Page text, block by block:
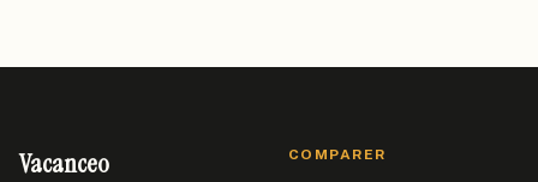
Vacanceo COMPARER